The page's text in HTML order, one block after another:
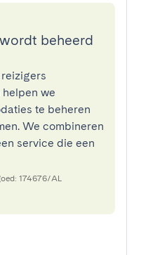
beheerd
we
te beheren
We combineren
service die een
174676/AL